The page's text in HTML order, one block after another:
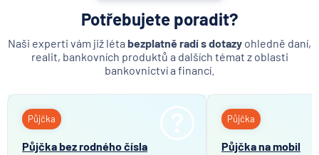
Potřebujete poradit?
Naši experti vám již léta bezplatně radí s dotazy ohledně daní,
realit, bankovních produktů a dalších témat z oblasti
bankovnictví a financí.
Půjčka
Půjčka bez rodného čísla
Půjčka
Půjčka na mobil